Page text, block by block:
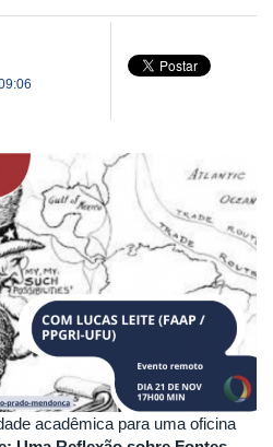
acadêmica para uma oficina